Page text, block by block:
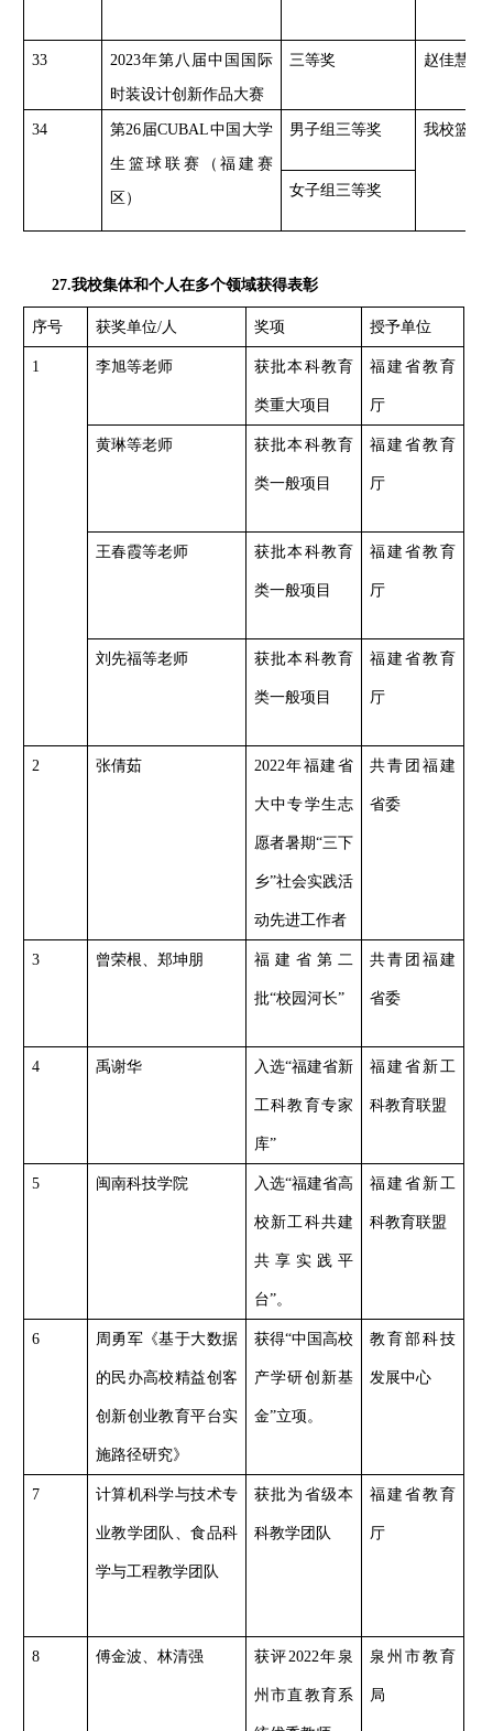
33 2023年第八届中国国际
时装设计创新作品大赛
三等奖 赵佳慧
34 第26届CUBAL中国大学
生篮球联赛（福建赛
区）
男子组三等奖 我校篮球
女子组三等奖
27.我校集体和个人在多个领域获得表彰
序号 获奖单位/人 奖项 授予单位
1 李旭等老师 获批本科教育
类重大项目
福建省教育
厅
黄琳等老师 获批本科教育
类一般项目
福建省教育
厅
王春霞等老师 获批本科教育
类一般项目
福建省教育
厅
刘先福等老师 获批本科教育
类一般项目
福建省教育
厅
2 张倩茹 2022年福建省
大中专学生志
愿者暑期“三下
乡”社会实践活
动先进工作者
共青团福建
省委
3 曾荣根、郑坤朋 福建省第二
批“校园河长”
共青团福建
省委
4 禹谢华 入选“福建省新
工科教育专家
库”
福建省新工
科教育联盟
5 闽南科技学院 入选“福建省高
校新工科共建
共享实践平
台”。
福建省新工
科教育联盟
6 周勇军《基于大数据
的民办高校精益创客
创新创业教育平台实
施路径研究》
获得“中国高校
产学研创新基
金”立项。
教育部科技
发展中心
7 计算机科学与技术专
业教学团队、食品科
学与工程教学团队
获批为省级本
科教学团队
福建省教育
厅
8 傅金波、林清强 获评 2022年泉
州市直教育系
泉州市教育
局